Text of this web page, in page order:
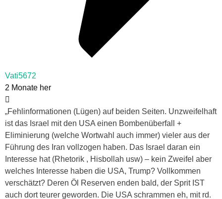
Vati5672
2 Monate her
„Fehlinformationen (Lügen) auf beiden Seiten. Unzweifelhaft
ist das Israel mit den USA einen Bombenüberfall +
Eliminierung (welche Wortwahl auch immer) vieler aus der
Führung des Iran vollzogen haben. Das Israel daran ein
Interesse hat (Rhetorik , Hisbollah usw) – kein Zweifel aber
welches Interesse haben die USA, Trump? Vollkommen
verschätzt? Deren Öl Reserven enden bald, der Sprit IST
auch dort teurer geworden. Die USA schrammen eh, mit rd.